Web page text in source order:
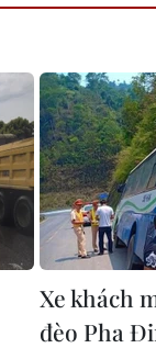
Xe khách
đèo Pha